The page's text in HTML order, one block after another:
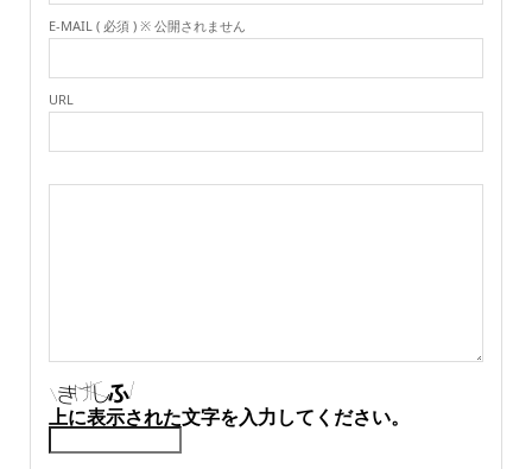
E-MAIL ( 必須 ) ※ 公開されません
URL
上に表示された文字を入力してください。